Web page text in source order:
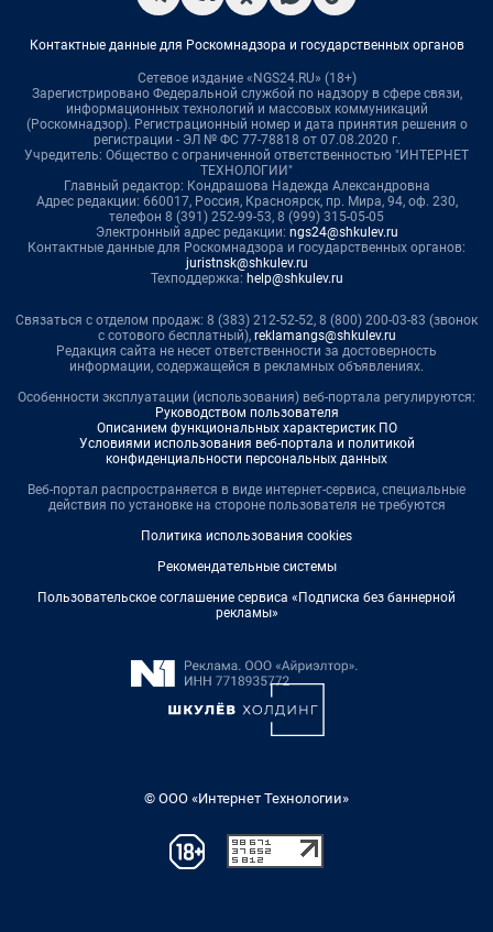
Контактные данные для Роскомнадзора и государственных органов
Сетевое издание «NGS24.RU» (18+)
Зарегистрировано Федеральной службой по надзору в сфере связи,
информационных технологий и массовых коммуникаций
(Роскомнадзор). Регистрационный номер и дата принятия решения о
регистрации - ЭЛ № ФС 77-78818 от 07.08.2020 г.
Учредитель: Общество с ограниченной ответственностью "ИНТЕРНЕТ
ТЕХНОЛОГИИ"
Главный редактор: Кондрашова Надежда Александровна
Адрес редакции: 660017, Россия, Красноярск, пр. Мира, 94, оф. 230,
телефон 8 (391) 252-99-53, 8 (999) 315-05-05
Электронный адрес редакции: ngs24@shkulev.ru
Контактные данные для Роскомнадзора и государственных органов:
juristnsk@shkulev.ru
Техподдержка: help@shkulev.ru
Связаться с отделом продаж: 8 (383) 212-52-52, 8 (800) 200-03-83 (звонок
с сотового бесплатный), reklamangs@shkulev.ru
Редакция сайта не несет ответственности за достоверность
информации, содержащейся в рекламных объявлениях.
Особенности эксплуатации (использования) веб-портала регулируются:
Руководством пользователя
Описанием функциональных характеристик ПО
Условиями использования веб-портала и политикой
конфиденциальности персональных данных
Веб-портал распространяется в виде интернет-сервиса, специальные
действия по установке на стороне пользователя не требуются
Политика использования cookies
Рекомендательные системы
Пользовательское соглашение сервиса «Подписка без баннерной
рекламы»
© ООО «Интернет Технологии»